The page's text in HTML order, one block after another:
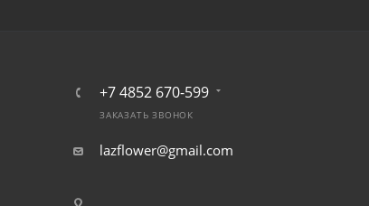
+7 4852 670-599
ЗАКАЗАТЬ ЗВОНОК
lazflower@gmail.com